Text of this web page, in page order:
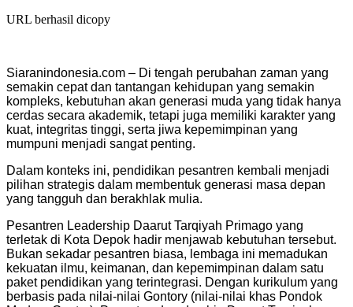
URL berhasil dicopy
Siaranindonesia.com – Di tengah perubahan zaman yang
semakin cepat dan tantangan kehidupan yang semakin
kompleks, kebutuhan akan generasi muda yang tidak hanya
cerdas secara akademik, tetapi juga memiliki karakter yang
kuat, integritas tinggi, serta jiwa kepemimpinan yang
mumpuni menjadi sangat penting.
Dalam konteks ini, pendidikan pesantren kembali menjadi
pilihan strategis dalam membentuk generasi masa depan
yang tangguh dan berakhlak mulia.
Pesantren Leadership Daarut Tarqiyah Primago yang
terletak di Kota Depok hadir menjawab kebutuhan tersebut.
Bukan sekadar pesantren biasa, lembaga ini memadukan
kekuatan ilmu, keimanan, dan kepemimpinan dalam satu
paket pendidikan yang terintegrasi. Dengan kurikulum yang
berbasis pada nilai-nilai Gontory (nilai-nilai khas Pondok